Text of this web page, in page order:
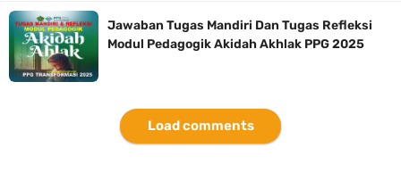
Jawaban Tugas Mandiri Dan Tugas Refleksi
Modul Pedagogik Akidah Akhlak PPG 2025
Load comments